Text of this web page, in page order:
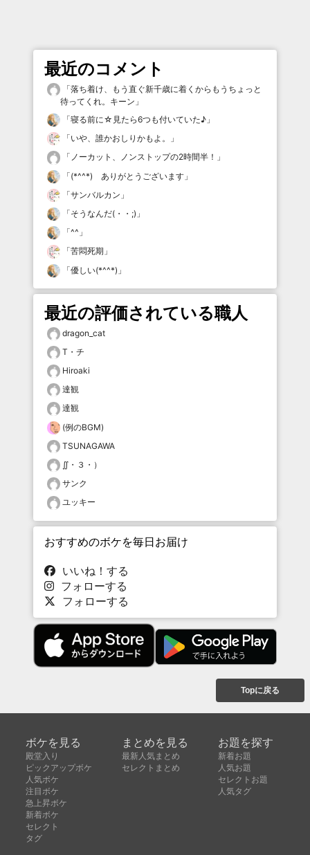
最近のコメント
「落ち着け、もう直ぐ新千歳に着くからもうちょっと
待ってくれ。キーン 」
「寝る前に☆見たら6つも付いていた♪ 」
「いや、誰かおしりかもよ。
」
「 ノーカット、ノンストップの2時間半！ 」
「(*^^*) ありがとうございます 」
「サンバルカン 」
「そうなんだ(・・;) 」
「^^ 」
「苦悶死期 」
「優しい(*^^*) 」
最近の評価されている職人
dragon_cat
T・チ
Hiroaki
達観
達観
(例のBGM)
TSUNAGAWA
∬・３・）
サンク
ユッキー
おすすめのボケを毎日お届け
いいね！する
フォローする
フォローする
Topに戻る
ボケを見る
殿堂入り
ピックアップボケ
人気ボケ
注目ボケ
急上昇ボケ
新着ボケ
セレクト
タグ
まとめを見る
最新人気まとめ
セレクトまとめ
お題を探す
新着お題
人気お題
セレクトお題
人気タグ